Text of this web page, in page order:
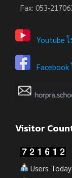
Fax: 053-
Youtube
Facebook
Visitor
Users